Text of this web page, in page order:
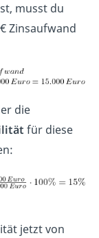
musst du
Zinsaufwand
die
für diese
jetzt von